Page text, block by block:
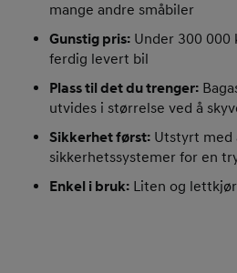
mange andre småbiler
Gunstig pris: Under 300
ferdig levert bil
Plass til det du trenger:
utvides i størrelse ved å
Sikkerhet først: Utstyrt med
sikkerhetssystemer for en
Enkel i bruk: Liten og